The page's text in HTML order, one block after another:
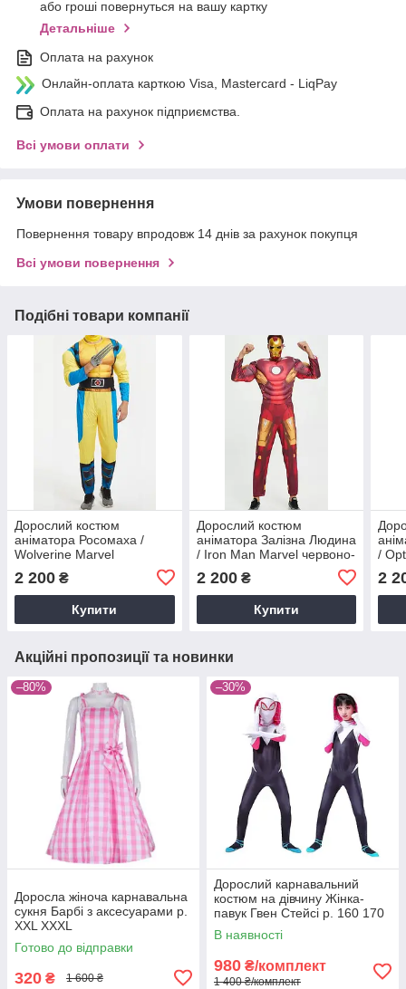
або гроші повернуться на вашу картку
Детальніше
Оплата на рахунок
Онлайн-оплата карткою Visa, Mastercard - LiqPay
Оплата на рахунок підприємства.
Всі умови оплати
Умови повернення
Повернення товару впродовж 14 днів за рахунок покупця
Всі умови повернення
Подібні товари компанії
Дорослий костюм
аніматора Росомаха /
Wolverine Marvel
карнавальний комбінезон
з м’язами, маскою та
кігтями
2 200 ₴
Купити
Дорослий костюм
аніматора Залізна Людина
/ Iron Man Marvel червоно-
комбінезон з м’язами та
маскою
2 200₴
Купити
/
з
2
Акційні пропозиції та новинки
–80%
Доросла жіноча карнавальна
сукня Барбі з аксесуарами р.
XXL XXXL
Готово до відправки
320 ₴ 1 600 ₴
–30%
Дорослий карнавальний
костюм на дівчину Жінка-
павук Гвен Стейсі р. 160 170
180 190
В наявності
980 ₴/комплект
1 400 ₴/комплект